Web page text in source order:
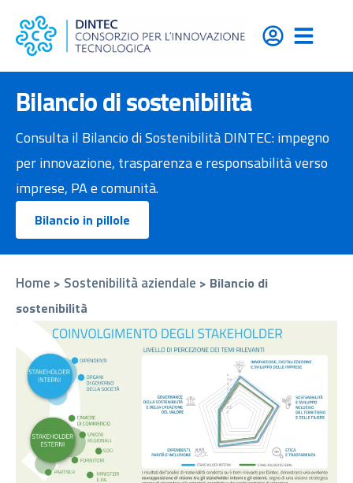
contenuto
Bilancio di sostenibilità
Consulta il Bilancio di Sostenibilità DINTEC: impegno
per innovazione, trasparenza e responsabilità verso
imprese, PA e comunità.
Bilancio in pillole
Home > Sostenibilità aziendale > Bilancio di
sostenibilità